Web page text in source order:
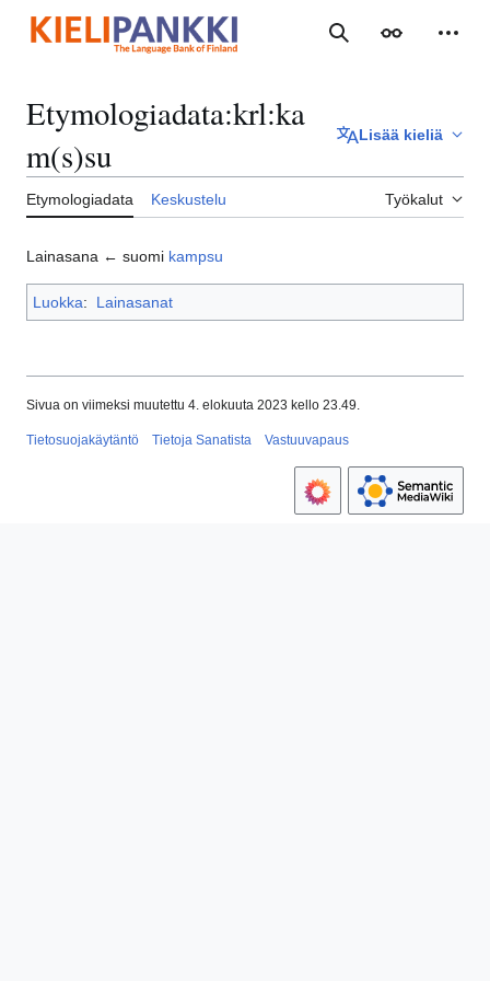
sisältöön
Haku Ulkoasu
Etymologiadata:krl:ka
m(s)su
Lisää kieliä
Etymologiadata Keskustelu Työkalut
Lainasana ← suomi kampsu
Luokka: Lainasanat
Sivua on viimeksi muutettu 4. elokuuta 2023 kello 23.49.
Tietosuojakäytäntö Tietoja Sanatista Vastuuvapaus